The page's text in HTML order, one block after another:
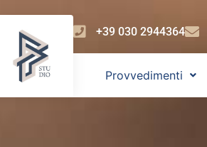
+39 030 2944364
Provvedimenti